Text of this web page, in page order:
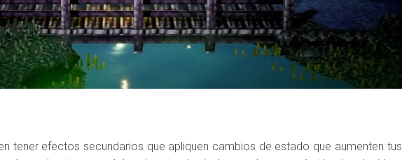
tener efectos secundarios que apliquen cambios de estado que aumenten tus